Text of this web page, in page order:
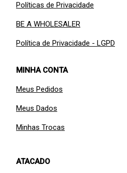
Políticas de Privacidade
BE A WHOLESALER
Política de Privacidade - LGPD
MINHA CONTA
Meus Pedidos
Meus Dados
Minhas Trocas
ATACADO